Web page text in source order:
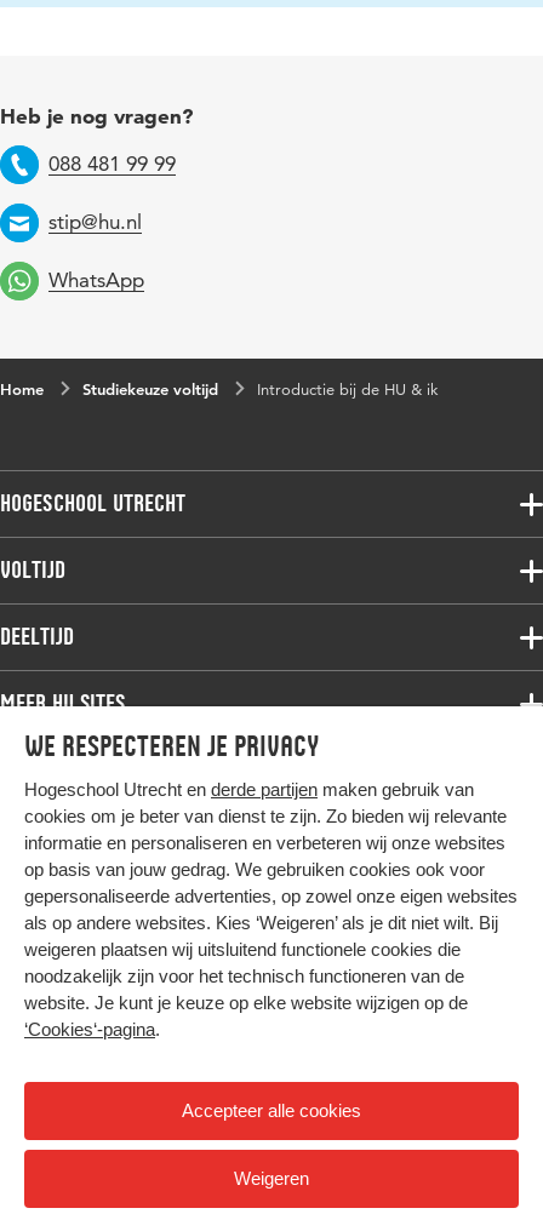
We respecteren je privacy
Hogeschool Utrecht en derde partijen maken gebruik van
cookies om je beter van dienst te zijn. Zo bieden wij relevante
informatie en personaliseren en verbeteren wij onze websites
op basis van jouw gedrag. We gebruiken cookies ook voor
gepersonaliseerde advertenties, op zowel onze eigen websites
als op andere websites. Kies ‘Weigeren’ als je dit niet wilt. Bij
weigeren plaatsen wij uitsluitend functionele cookies die
noodzakelijk zijn voor het technisch functioneren van de
website. Je kunt je keuze op elke website wijzigen op de
‘Cookies‘-pagina.
Accepteer alle cookies
Weigeren
Heb je nog vragen?
Telefoon
088 481 99 99
Email
stip@hu.nl
WhatsApp
Home Studiekeuze voltijd Introductie bij de HU & ik
Hogeschool Utrecht
Voltijdopleidingen
Deeltijdopleidingen
Onderzoek
Werken bij de HU
Contact
Voltijd
Associate degree
Bachelor
Master
Studiekeuze voltijd
Deeltijd
Associate degree
Bachelor
Master
Post-master
Studiekeuze deeltijd
Meer HU sites
HU International
HU Bibliotheek
HU Ontwikkelt
Duurzame HU
Intranet
Trajectum
Hier komt alles samen
Colofon
Privacy
Cookies
Nieuwsbrief
Hoog contrast
© 2026 Hogeschool Utrecht